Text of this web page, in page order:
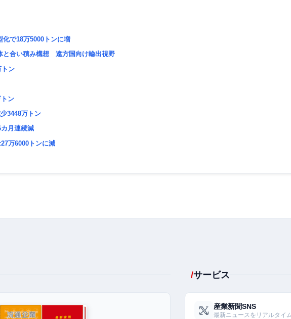
で18万5000トンに増
合い積み構想 遠方国向け輸出視野
ン
ン
3448万トン
月連続減
万6000トンに減
サービス
産業新聞SNS
最新ニュースをリアルタイ